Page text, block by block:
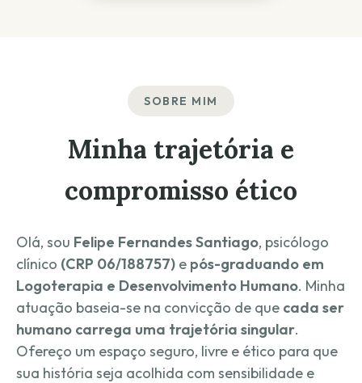
SOBRE MIM
Minha trajetória e
compromisso ético
Olá, sou Felipe Fernandes Santiago, psicólogo
clínico (CRP 06/188757) e pós-graduando em
Logoterapia e Desenvolvimento Humano. Minha
atuação baseia-se na convicção de que cada ser
humano carrega uma trajetória singular.
Ofereço um espaço seguro, livre e ético para que
sua história seja acolhida com sensibilidade e